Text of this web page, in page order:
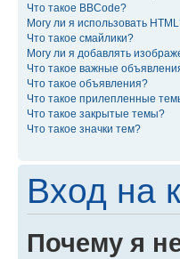
Что такое BBCode?
Могу ли я использовать
Что такое смайлики?
Могу ли я добавлять
Что такое важные
Что такое объявления?
Что такое прилепленные
Что такое закрытые темы?
Что такое значки тем?
Вход на
Почему я